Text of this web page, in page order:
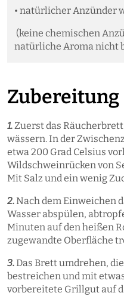
• natürlicher Anzünder
(keine chemischen
natürliche Aroma nicht
Zubereitung
1.Zuerst das
wässern. In der
etwa 200 Grad Celsius
Wildschweinrücken von
Mit Salz und ein wenig
2.Nach dem Einweichen
Wasser abspülen,
Minuten auf den heißen
zugewandte Oberfläche
3.Das Brett umdrehen,
bestreichen und mit
vorbereitete Grillgut auf